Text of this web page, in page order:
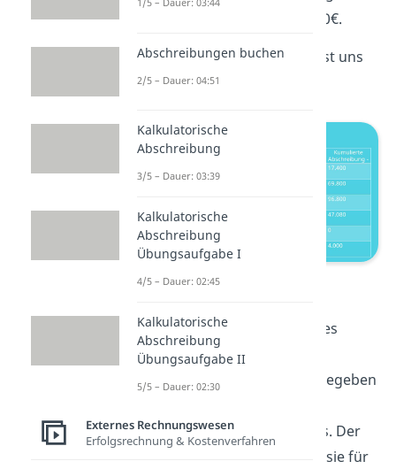
Buchwert jedoch bei 2.000€.
Der folgende Anlagespiegel ist uns
bereits gegeben.
Beispiel Anlagenspiegel
Also müssen wir nur noch alles
eintragen. Diekumulierten
Abschreibungen
, die schon gegeben
Anlagenspiegel des Vorjahres. Der
Einfachheit halber haben wir sie für
Abschreibungen buchen
2/5 – Dauer: 04:51
Kalkulatorische
Abschreibung
3/5 – Dauer: 03:39
Kalkulatorische
Abschreibung
Übungsaufgabe I
4/5 – Dauer: 02:45
Kalkulatorische
Abschreibung
Übungsaufgabe II
5/5 – Dauer: 02:30
Externes Rechnungswesen
Erfolgsrechnung & Kostenverfahren